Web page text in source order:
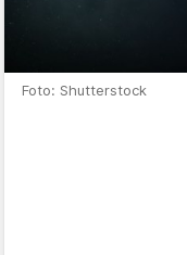
Foto: Shutterstock